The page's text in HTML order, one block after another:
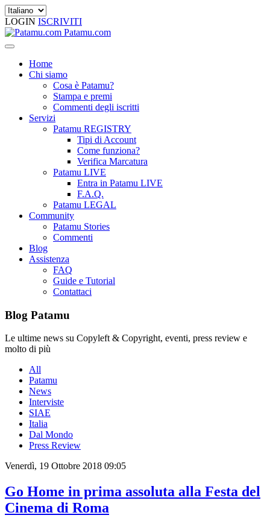
LOGIN ISCRIVITI
Patamu.com
Home
Chi siamo
Cosa è Patamu?
Stampa e premi
Commenti degli iscritti
Servizi
Patamu REGISTRY
Tipi di Account
Come funziona?
Verifica Marcatura
Patamu LIVE
Entra in Patamu LIVE
F.A.Q.
Patamu LEGAL
Community
Patamu Stories
Commenti
Blog
Assistenza
FAQ
Guide e Tutorial
Contattaci
Blog Patamu
Le ultime news su Copyleft & Copyright, eventi, press review e
molto di più
All
Patamu
News
Interviste
SIAE
Italia
Dal Mondo
Press Review
Venerdì, 19 Ottobre 2018 09:05
Go Home in prima assoluta alla Festa del
Cinema di Roma